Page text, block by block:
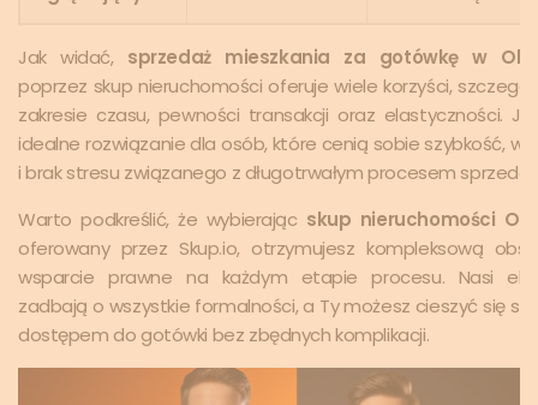
Jak widać, sprzedaż mieszkania za gotówkę w
poprzez skup nieruchomości oferuje wiele korzyści,
zakresie czasu, pewności transakcji oraz elastyczności.
idealne rozwiązanie dla osób, które cenią sobie szybkość,
i brak stresu związanego z długotrwałym procesem
Warto podkreślić, że wybierając skup nieruchomości
oferowany przez Skup.io, otrzymujesz kompleksową
wsparcie prawne na każdym etapie procesu. Nasi
zadbają o wszystkie formalności, a Ty możesz cieszyć się
dostępem do gotówki bez zbędnych komplikacji.